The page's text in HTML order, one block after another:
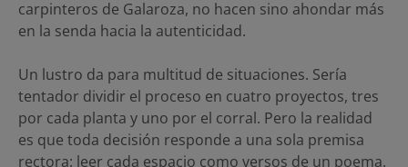
carpinteros de Galaroza, no hacen sino ahondar más
en la senda hacia la autenticidad.
Un lustro da para multitud de situaciones. Sería
tentador dividir el proceso en cuatro proyectos, tres
por cada planta y uno por el corral. Pero la realidad
es que toda decisión responde a una sola premisa
rectora: leer cada espacio como versos de un poema.